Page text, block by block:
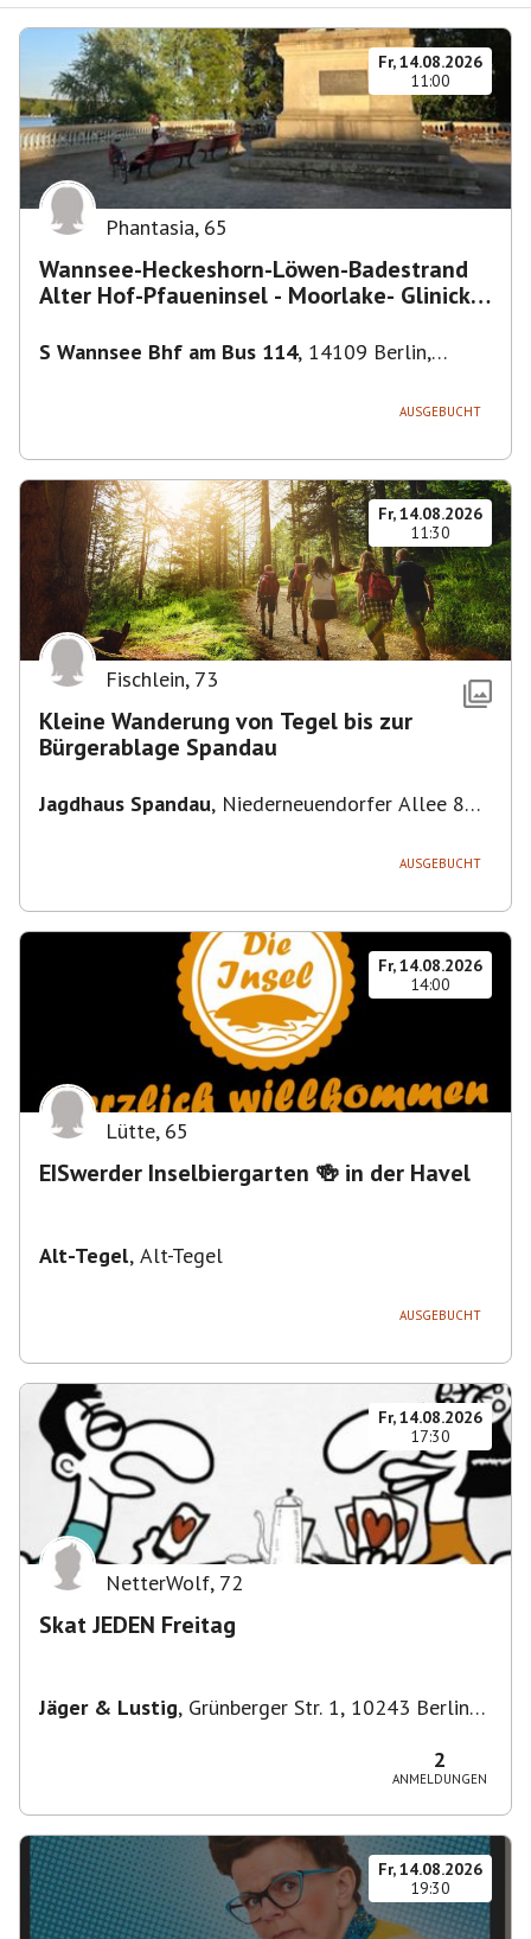
Fr, 14.08.2026
11:00
Phantasia, 65
Wannsee-Heckeshorn-Löwen-Badestrand
Alter Hof-Pfaueninsel - Moorlake- Glinicker
S Wannsee Bhf am Bus 114, 14109 Berlin,
AUSGEBUCHT
Fr, 14.08.2026
11:30
Fischlein, 73
Kleine Wanderung von Tegel bis zur
Bürgerablage Spandau
Jagdhaus Spandau, Niederneuendorfer Allee 80,
AUSGEBUCHT
Fr, 14.08.2026
14:00
Lütte, 65
EISwerder Inselbiergarten 🍻 in der Havel
Alt-Tegel, Alt-Tegel
AUSGEBUCHT
Fr, 14.08.2026
17:30
NetterWolf, 72
Skat JEDEN Freitag
Jäger & Lustig, Grünberger Str. 1, 10243 Berlin-
2
ANMELDUNGEN
Fr, 14.08.2026
19:30